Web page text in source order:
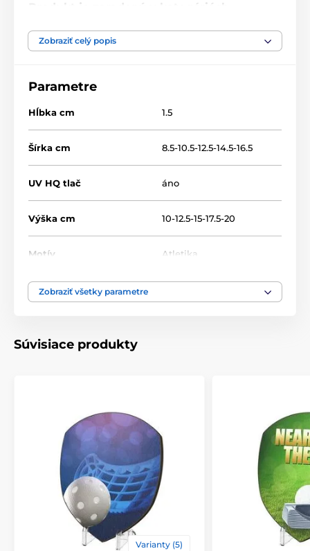
Produkt je zaradený v kategóriách
Atletika
Zobraziť celý popis
Parametre
Hĺbka cm 1.5
Šírka cm 8.5-10.5-12.5-14.5-16.5
UV HQ tlač áno
Výška cm 10-12.5-15-17.5-20
Motív Atletika
Typ ocenenia
Zobraziť všetky parametre
Súvisiace produkty
Varianty (5)